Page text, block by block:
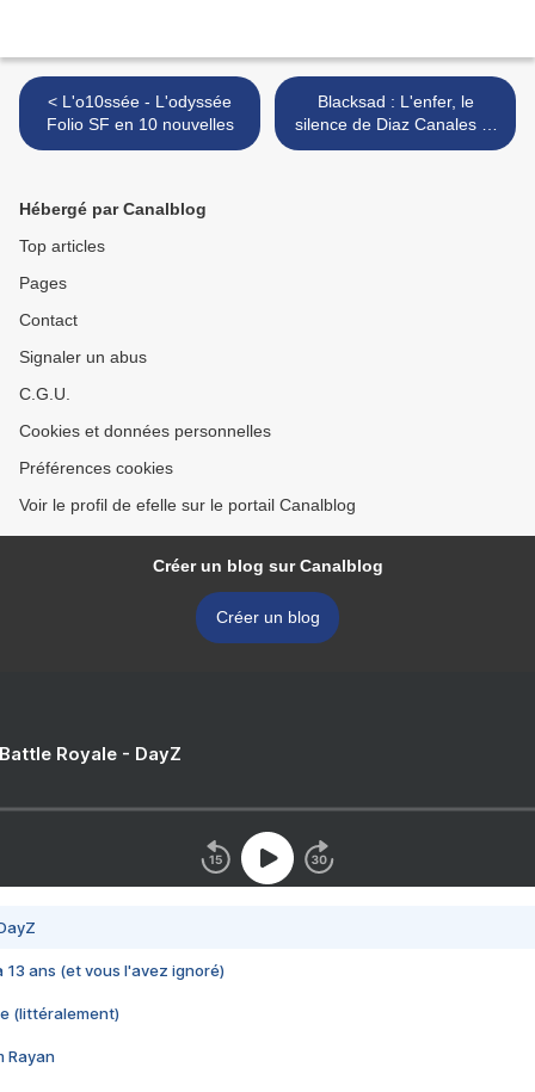
< L'o10ssée - L'odyssée
Folio SF en 10 nouvelles
Blacksad : L'enfer, le
silence de Diaz Canales et
Guarnido >
Hébergé par Canalblog
Top articles
Pages
Contact
Signaler un abus
C.G.U.
Cookies et données personnelles
Préférences cookies
Voir le profil de efelle sur le portail Canalblog
Créer un blog sur Canalblog
Créer un blog
Royale - DayZ
13 ans (et vous l'avez ignoré)
(littéralement)
Rayan